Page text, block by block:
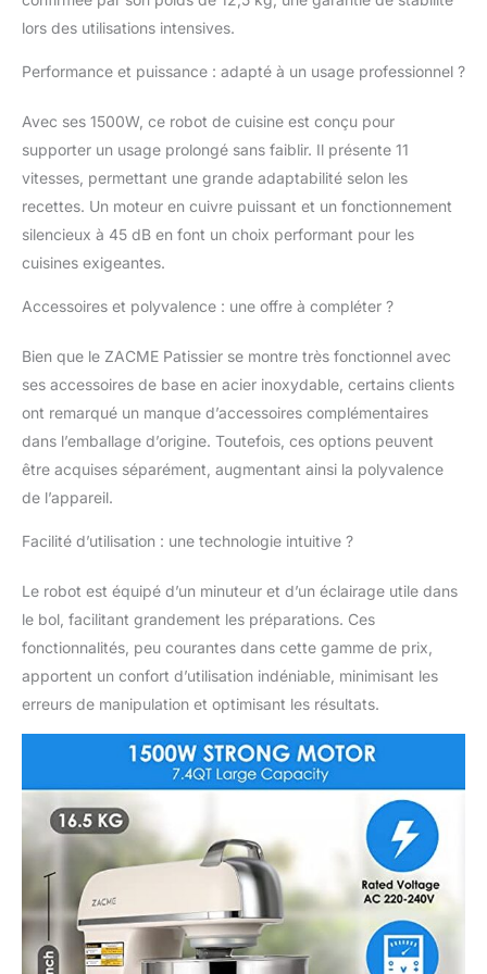
d'un moteur puissant et
métal moulé sous
qualité et d'aspect
impressionnant. Le
nouveau réducteur
planétaire entièrement
métallique très résistant
maintient l'orbite
planétaire toujours à la
dépasse pas 68 dB.
technologie：L'écran
LCD de ce mixeur haute
technologie comporte
des fonctions de
compte à rebours, de
pause et de
tension, la lumière
dans le bol en acier
inoxydable même dans
affecter le processus de
préparation des
aliments. 11 modes de
contrôleur à 11 vitesses
sur le marché, vous
pouvez choisir en
fonction des différentes
quantités d'aliments, de
l'agitation lente à
l'agitation rapide. Il peut
fonctionner pendant 60
minutes d'affilée et la
température de surface
lors des utilisations intensives.
Performance et puissance : adapté à un usage professionnel ?
Avec ses 1500W, ce robot de cuisine est conçu pour
supporter un usage prolongé sans faiblir. Il présente 11
vitesses, permettant une grande adaptabilité selon les
recettes. Un moteur en cuivre puissant et un fonctionnement
silencieux à 45 dB en font un choix performant pour les
cuisines exigeantes.
Accessoires et polyvalence : une offre à compléter ?
Bien que le ZACME Patissier se montre très fonctionnel avec
ses accessoires de base en acier inoxydable, certains clients
ont remarqué un manque d’accessoires complémentaires
dans l’emballage d’origine. Toutefois, ces options peuvent
être acquises séparément, augmentant ainsi la polyvalence
de l’appareil.
Facilité d’utilisation : une technologie intuitive ?
Le robot est équipé d’un minuteur et d’un éclairage utile dans
le bol, facilitant grandement les préparations. Ces
fonctionnalités, peu courantes dans cette gamme de prix,
apportent un confort d’utilisation indéniable, minimisant les
erreurs de manipulation et optimisant les résultats.